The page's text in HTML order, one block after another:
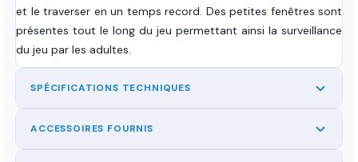
et le traverser en un temps record. Des petites fenêtres sont
présentes tout le long du jeu permettant ainsi la surveillance
du jeu par les adultes.
SPÉCIFICATIONS TECHNIQUES
ACCESSOIRES FOURNIS